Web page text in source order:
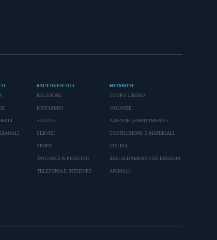
AUTOVEICOLI
RELIGIONE
RISPARMIO
SALUTE
SERVIZI
SPORT
TATUAGGI & PIERCING
TELEFONIA E INTERNET
BAMBINI
TEMPO LIBERO
VACANZE
AZIENDE ARREDAMENTO
COSTRUZIONE E MATERIALI
CUCINA
RISCALDAMENTO ED ENERGIA
ANIMALI